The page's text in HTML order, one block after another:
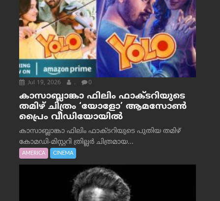
Jul 19, 2026 . 0
കാസാബ്ലാങ്കാ ഫിലിം ഫാക്ടറിയുടെ
തമിഴ് ചിത്രം ‘യോളോ’ ആമസോൺ
പ്രൈം വീഡിയോയിൽ
കാസാബ്ലാങ്കാ ഫിലിം ഫാക്ടറിയുടെ പുതിയ തമിഴ്
കോമഡി-മിസ്റ്ററി ത്രില്ലർ ചിത്രമായ...
AMERICA CINEMA